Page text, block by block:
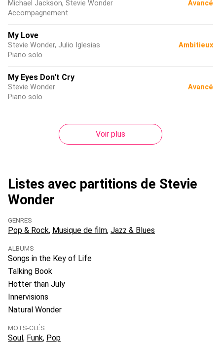
Michael Jackson, Stevie Wonder
Accompagnement
Avancé
My Love
Stevie Wonder, Julio Iglesias
Piano solo
Ambitieux
My Eyes Don't Cry
Stevie Wonder
Piano solo
Avancé
Voir plus
Listes avec partitions de Stevie
Wonder
GENRES
Pop & Rock Musique de film Jazz & Blues
ALBUMS
Songs in the Key of Life
Talking Book
Hotter than July
Innervisions
Natural Wonder
MOTS-CLÉS
Soul Funk Pop